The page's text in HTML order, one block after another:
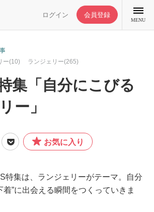
ログイン 会員登録
MENU
ョン
ー(10)
ランジェリー(265)
集「自分にこびる
ー」
お気に入り
特集は、ランジェリーがテーマ。自分
着”に出会える瞬間をつくっていきま